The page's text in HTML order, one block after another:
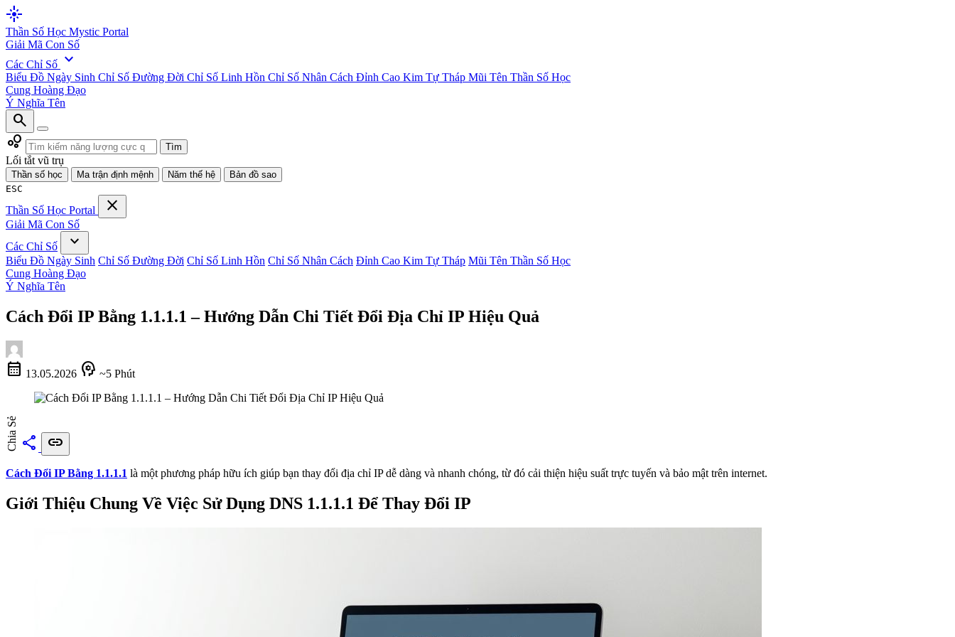
flare
Thần Số Học Mystic Portal
Giải Mã Con Số
Các Chỉ Số expand_more
Biểu Đồ Ngày Sinh Chỉ Số Đường Đời Chỉ Số Linh Hồn Chỉ Số Nhân Cách Đỉnh Cao Kim Tự Tháp Mũi Tên Thần Số Học
Cung Hoàng Đạo
Ý Nghĩa Tên
search
bubble_chart
Tìm
Lối tắt vũ trụ
Thần số học Ma trận định mệnh Năm thế hệ
Bản đồ sao
ESC
Thần Số Học Portal close
Giải Mã Con Số
Các Chỉ Số
expand_more
Biểu Đồ Ngày Sinh Chỉ Số Đường Đời Chỉ Số Linh Hồn Chỉ Số Nhân Cách Đỉnh Cao Kim Tự Tháp Mũi Tên Thần Số Học
Cung Hoàng Đạo
Ý Nghĩa Tên
Cách Đổi IP Bằng 1.1.1.1 – Hướng Dẫn Chi Tiết Đổi Địa Chỉ IP Hiệu Quả
calendar_month 13.05.2026 psychology ~5 Phút
Chia Sẻ share link
Cách Đổi IP Bằng 1.1.1.1 là một phương pháp hữu ích giúp bạn thay đổi địa chỉ IP dễ dàng và nhanh chóng, từ đó cải thiện hiệu suất trực tuyến và bảo mật trên internet.
Giới Thiệu Chung Về Việc Sử Dụng DNS 1.1.1.1 Để Thay Đổi IP